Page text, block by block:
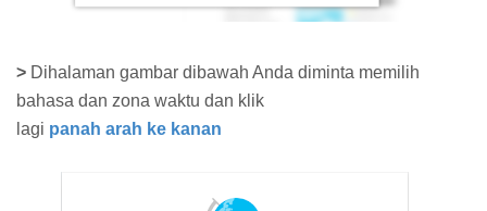
> Dihalaman gambar dibawah Anda diminta memilih
bahasa dan zona waktu dan klik
lagi panah arah ke kanan